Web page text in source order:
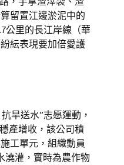
留置江邊淤泥中的
公里的長江岸線（華
紜表現要加倍愛護
旱送水”志愿運動，
產增收，該公司積
工單元，組織動員
澆灌，實時為農作物